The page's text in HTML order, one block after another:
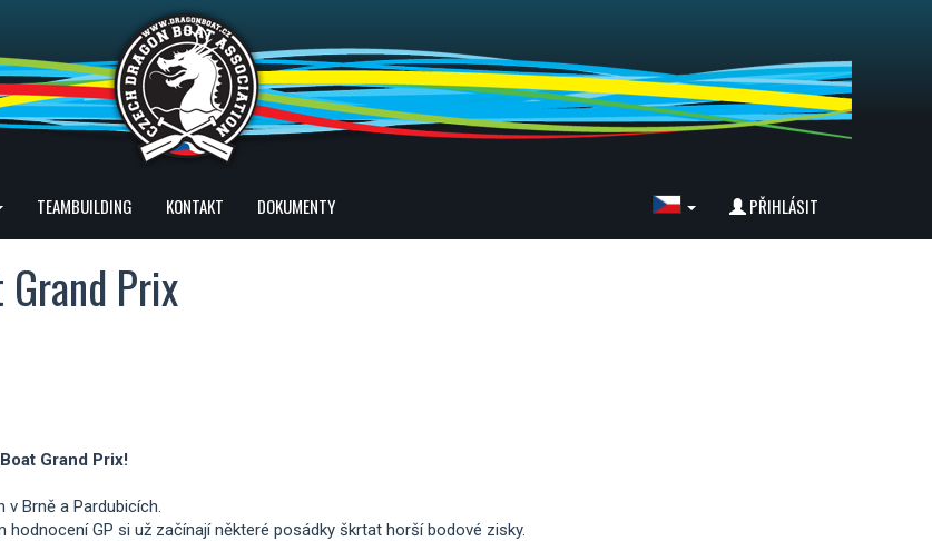
TEAMBUILDING KONTAKT DOKUMENTY PŘIHLÁSIT
Prix
Grand Prix!
Brně a Pardubicích.
GP si už začínají některé posádky škrtat horší bodové zisky.